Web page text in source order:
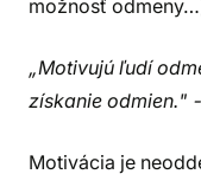
možnosť
„Motivujú ľudí
získanie odmien."
Motivácia je